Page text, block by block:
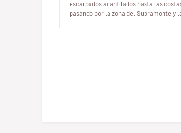
escarpados acantilados hasta las
pasando por la zona del Supramonte y